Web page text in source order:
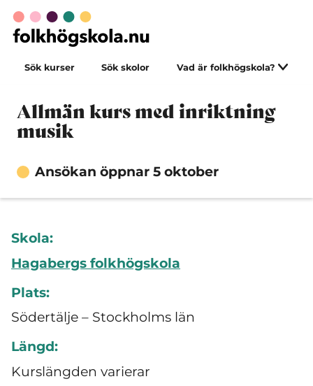
Sök kurser Sök skolor Vad är folkhögskola?
Allmän kurs med inriktning
musik
Ansökan öppnar 5 oktober
Skola:
Hagabergs folkhögskola
Plats:
Södertälje – Stockholms län
Längd:
Kurslängden varierar